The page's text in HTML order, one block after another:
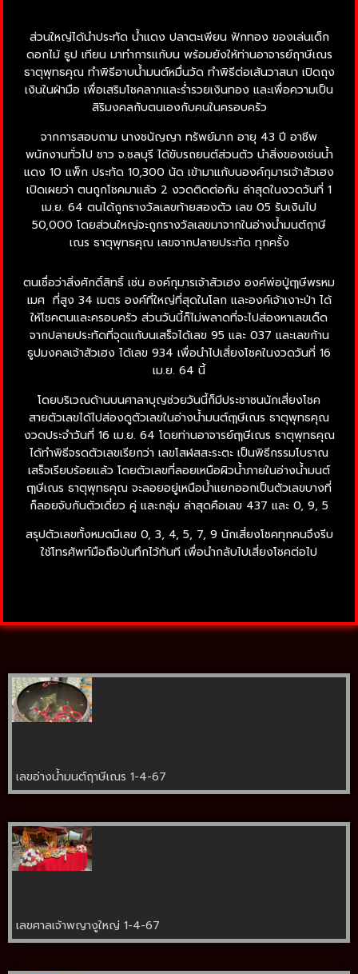
ส่วนใหญ่ได้นำประทัด น้ำแดง ปลาตะเพียน ฟักทอง ของเล่นเด็ก
ดอกไม้ ธูป เทียน มาทำการแก้บน พร้อมยังให้ท่านอาจารย์ฤาษีเณร
ธาตุพุทธคุณ ทำพิธีอาบน้ำมนต์หมื่นวัด ทำพิธีต่อเส้นวาสนา เปิดถุง
เงินในฝ่ามือ เพื่อเสริมโชคลาภและร่ำรวยเงินทอง และเพื่อความเป็น
สิริมงคลกับตนเองกับคนในครอบครัว
จากการสอบถาม นางชนัญญา ทรัพย์มาก อายุ 43 ปี อาชีพ
พนักงานทั่วไป ชาว จ.ชลบุรี ได้ขับรถยนต์ส่วนตัว นำสิ่งของเช่นน้ำ
แดง 10 แพ็ก ประทัด 10,300 นัด เข้ามาแก้บนองค์กุมารเจ้าสัวเฮง
เปิดเผยว่า ตนถูกโชคมาแล้ว 2 งวดติดต่อกัน ล่าสุดในงวดวันที่ 1
เม.ย. 64 ตนได้ถูกรางวัลเลขท้ายสองตัว เลข 05 รับเงินไป
50,000 โดยส่วนใหญ่จะถูกรางวัลเลขมาจากในอ่างน้ำมนต์ฤาษี
เณร ธาตุพุทธคุณ เลขจากปลายประทัด ทุกครั้ง
ตนเชื่อว่าสิ่งศักดิ์สิทธิ์ เช่น องค์กุมารเจ้าสัวเฮง องค์พ่อปู่ฤๅษีพรหม
เมศ ที่สูง 34 เมตร องค์ที่ใหญ่ที่สุดในโลก และองค์เจ้าเงาะป่า ได้
ให้โชคตนและครอบครัว ส่วนวันนี้ก็ไม่พลาดที่จะไปส่องหาเลขเด็ด
จากปลายประทัดที่จุดแก้บนเสร็จได้เลข 95 และ 037 และเลขก้าน
ธูปมงคลเจ้าสัวเฮง ได้เลข 934 เพื่อนำไปเสี่ยงโชคในงวดวันที่ 16
เม.ย. 64 นี้
โดยบริเวณด้านบนศาลาบุญช่วยวันนี้ก็มีประชาชนนักเสี่ยงโชค
สายตัวเลขได้ไปส่องดูตัวเลขในอ่างน้ำมนต์ฤๅษีเณร ธาตุพุทธคุณ
งวดประจำวันที่ 16 เม.ย. 64 โดยท่านอาจารย์ฤๅษีเณร ธาตุพุทธคุณ
ได้ทำพิธีจรดตัวเลขเรียกว่า เลขโสฬสสะระตะ เป็นพิธีกรรมโบราณ
เสร็จเรียบร้อยแล้ว โดยตัวเลขที่ลอยเหนือผิวน้ำภายในอ่างน้ำมนต์
ฤๅษีเณร ธาตุพุทธคุณ จะลอยอยู่เหนือน้ำแยกออกเป็นตัวเลขบางที่
ก็ลอยจับกันตัวเดี่ยว คู่ และกลุ่ม ล่าสุดคือเลข 437 และ 0, 9, 5
สรุปตัวเลขทั้งหมดมีเลข 0, 3, 4, 5, 7, 9 นักเสี่ยงโชคทุกคนจึงรีบ
ใช้โทรศัพท์มือถือบันทึกไว้ทันที เพื่อนำกลับไปเสี่ยงโชคต่อไป
เลขอ่างน้ำมนต์ฤาษีเณร 1-4-67
เลขศาลเจ้าพญางูใหญ่ 1-4-67